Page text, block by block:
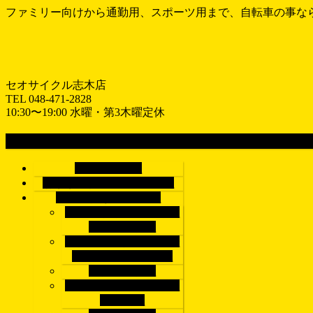
ファミリー向けから通勤用、スポーツ用まで、自転車の事な
セオサイクル志木店
TEL 048-471-2828
10:30〜19:00 水曜・第3木曜定休